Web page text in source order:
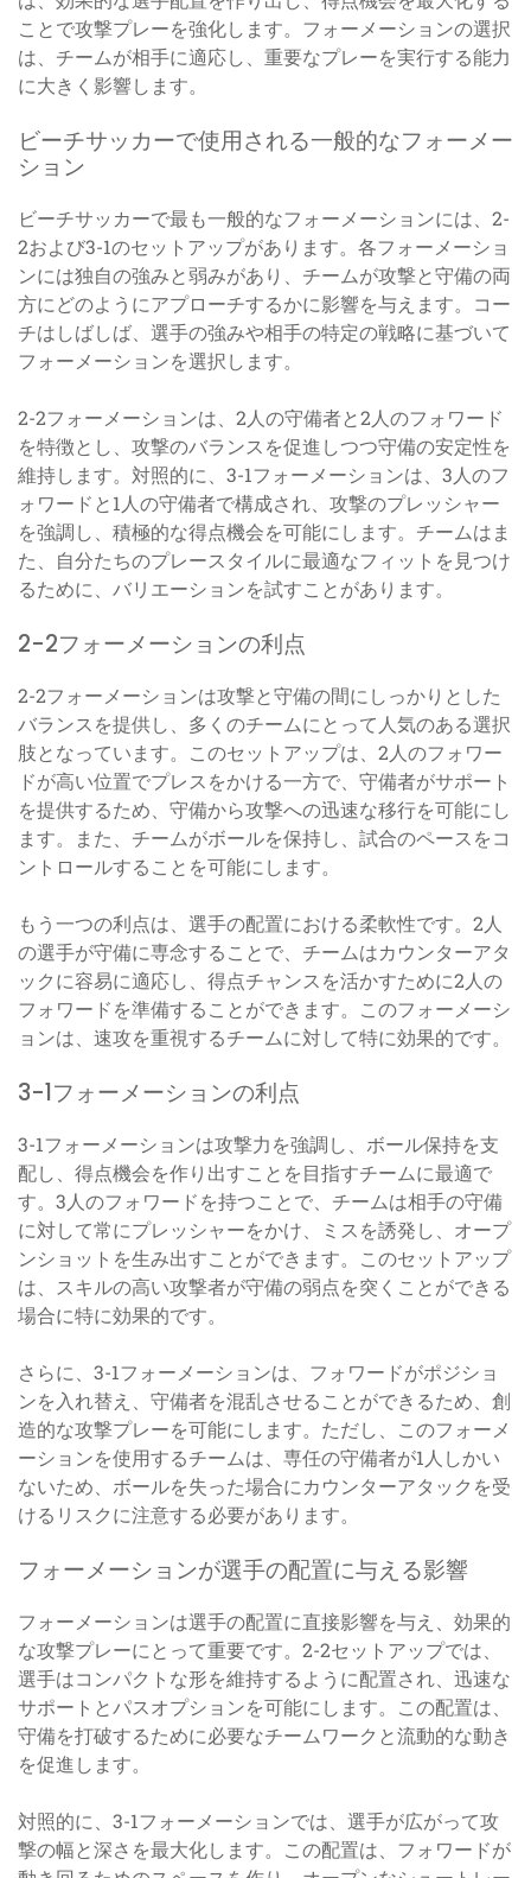
ことで攻撃プレーを強化します。フォーメーションの選択
は、チームが相手に適応し、重要なプレーを実行する能力
に大きく影響します。
ビーチサッカーで使用される一般的なフォーメー
ション
ビーチサッカーで最も一般的なフォーメーションには、2-
2および3-1のセットアップがあります。各フォーメーショ
ンには独自の強みと弱みがあり、チームが攻撃と守備の両
方にどのようにアプローチするかに影響を与えます。コー
チはしばしば、選手の強みや相手の特定の戦略に基づいて
フォーメーションを選択します。
2-2フォーメーションは、2人の守備者と2人のフォワード
を特徴とし、攻撃のバランスを促進しつつ守備の安定性を
維持します。対照的に、3-1フォーメーションは、3人のフ
ォワードと1人の守備者で構成され、攻撃のプレッシャー
を強調し、積極的な得点機会を可能にします。チームはま
た、自分たちのプレースタイルに最適なフィットを見つけ
るために、バリエーションを試すことがあります。
2-2フォーメーションの利点
2-2フォーメーションは攻撃と守備の間にしっかりとした
バランスを提供し、多くのチームにとって人気のある選択
肢となっています。このセットアップは、2人のフォワー
ドが高い位置でプレスをかける一方で、守備者がサポート
を提供するため、守備から攻撃への迅速な移行を可能にし
ます。また、チームがボールを保持し、試合のペースをコ
ントロールすることを可能にします。
もう一つの利点は、選手の配置における柔軟性です。2人
の選手が守備に専念することで、チームはカウンターアタ
ックに容易に適応し、得点チャンスを活かすために2人の
フォワードを準備することができます。このフォーメーシ
ョンは、速攻を重視するチームに対して特に効果的です。
3-1フォーメーションの利点
3-1フォーメーションは攻撃力を強調し、ボール保持を支
配し、得点機会を作り出すことを目指すチームに最適で
す。3人のフォワードを持つことで、チームは相手の守備
に対して常にプレッシャーをかけ、ミスを誘発し、オープ
ンショットを生み出すことができます。このセットアップ
は、スキルの高い攻撃者が守備の弱点を突くことができる
場合に特に効果的です。
さらに、3-1フォーメーションは、フォワードがポジショ
ンを入れ替え、守備者を混乱させることができるため、創
造的な攻撃プレーを可能にします。ただし、このフォーメ
ーションを使用するチームは、専任の守備者が1人しかい
ないため、ボールを失った場合にカウンターアタックを受
けるリスクに注意する必要があります。
フォーメーションが選手の配置に与える影響
フォーメーションは選手の配置に直接影響を与え、効果的
な攻撃プレーにとって重要です。2-2セットアップでは、
選手はコンパクトな形を維持するように配置され、迅速な
サポートとパスオプションを可能にします。この配置は、
守備を打破するために必要なチームワークと流動的な動き
を促進します。
対照的に、3-1フォーメーションでは、選手が広がって攻
撃の幅と深さを最大化します。この配置は、フォワードが